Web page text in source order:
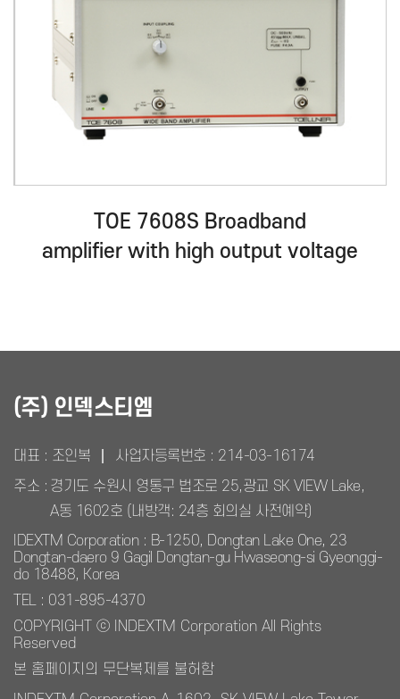
TOE 7608S Broadband
amplifier with high output voltage
(주) 인덱스티엠
대표 : 조인복 사업자등록번호 : 214-03-16174
주소 : 경기도 수원시 영통구 법조로 25,광교 SK VIEW Lake,
A동 1602호 (내방객: 24층 회의실 사전예약)
IDEXTM Corporation : B-1250, Dongtan Lake One, 23
Dongtan-daero 9 Gagil Dongtan-gu Hwaseong-si Gyeonggi-
do 18488, Korea
TEL : 031-895-4370
COPYRIGHT ⓒ INDEXTM Corporation All Rights
Reserved
본 홈페이지의 무단복제를 불허함